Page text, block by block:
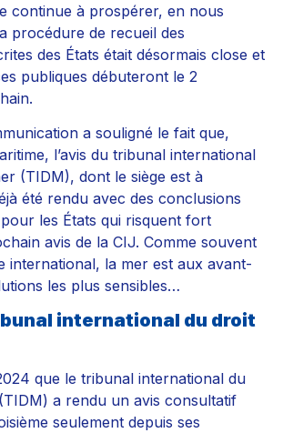
continue à prospérer, en nous
procédure de recueil des
des États était désormais close et
publiques débuteront le 2
a souligné le fait que,
l’avis du tribunal international
(TIDM), dont le siège est à
été rendu avec des conclusions
les États qui risquent fort
avis de la CIJ. Comme souvent
international, la mer est aux avant-
les plus sensibles…
international du droit
que le tribunal international du
a rendu un avis consultatif
seulement depuis ses